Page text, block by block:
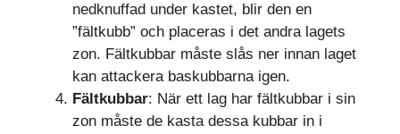
nedknuffad under kastet, blir den en
”fältkubb” och placeras i det andra lagets
zon. Fältkubbar måste slås ner innan laget
kan attackera baskubbarna igen.
Fältkubbar: När ett lag har fältkubbar i sin
zon måste de kasta dessa kubbar in i